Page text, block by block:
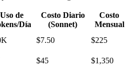
Uso de
Día
Costo Diario
(Sonnet)
Costo
Mensual
$7.50
$225
$45
$1,350